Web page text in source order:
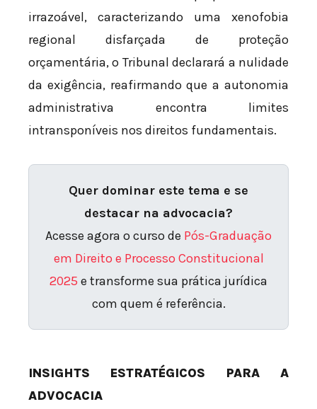
irrazoável, caracterizando uma xenofobia
regional disfarçada de proteção
orçamentária, o Tribunal declarará a nulidade
da exigência, reafirmando que a autonomia
administrativa encontra limites
intransponíveis nos direitos fundamentais.
Quer dominar este tema e se
destacar na advocacia?
Acesse agora o curso de Pós-Graduação
em Direito e Processo Constitucional
2025 e transforme sua prática jurídica
com quem é referência.
INSIGHTS ESTRATÉGICOS PARA A
ADVOCACIA